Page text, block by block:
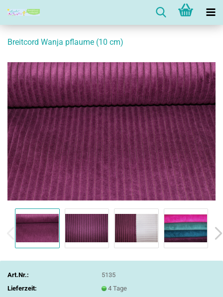
Breitcord Wanja pflaume (10 cm)
Art.Nr.:
5135
Lieferzeit:
4 Tage